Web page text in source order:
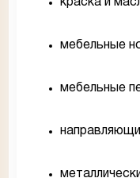
краска и
мебельные
мебельные